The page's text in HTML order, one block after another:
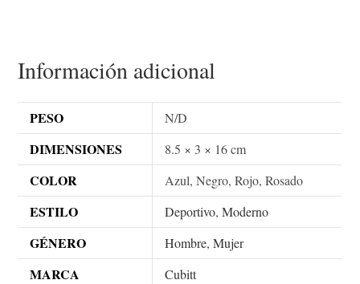
Información adicional
PESO N/D
DIMENSIONES 8.5 × 3 × 16 cm
COLOR Azul, Negro, Rojo, Rosado
ESTILO Deportivo,Moderno
GÉNERO Hombre,Mujer
MARCA Cubitt